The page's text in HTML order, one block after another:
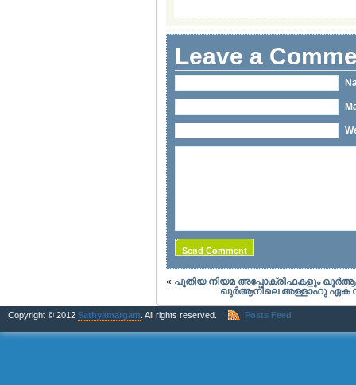
Leave a
« പുതിയ നിയമ അപ്പോക്രിഫകളും
ഖുര്‍ആനിലെ അള്ളാഹു ഏക
Copyright © 2012 Sathyamargam . All rights reserved. Posts Feed